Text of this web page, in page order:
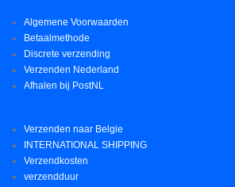
Algemene Voorwaarden
Betaalmethode
Discrete verzending
Verzenden Nederland
Afhalen bij PostNL
Verzenden naar Belgie
INTERNATIONAL SHIPPING
Verzendkosten
verzendduur